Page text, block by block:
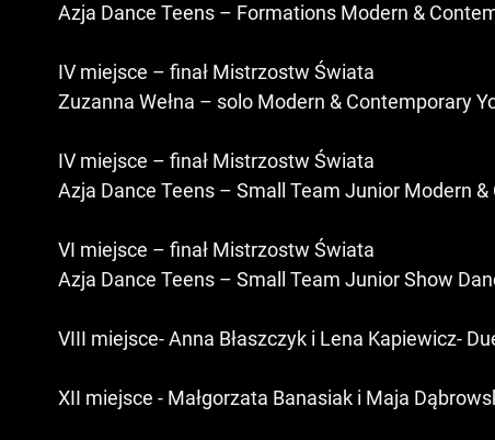
Azja Dance Teens – Formations Modern &
IV miejsce – finał Mistrzostw Świata
Zuzanna Wełna – solo Modern & Contemporary
IV miejsce – finał Mistrzostw Świata
Azja Dance Teens – Small Team Junior Modern
VI miejsce – finał Mistrzostw Świata
Azja Dance Teens – Small Team Junior Show
VIII miejsce- Anna Błaszczyk i Lena Kapiewicz-
XII miejsce - Małgorzata Banasiak i Maja